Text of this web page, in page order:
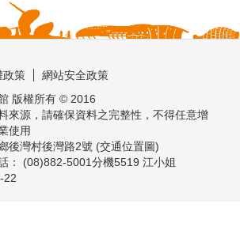
政策
網站安全政策
版權所有 © 2016
來源，請確保資料之完整性，不得任意增
使用
後灣村後灣路2號 (交通位置圖)
： (08)882-5001分機5519 江小姐
22